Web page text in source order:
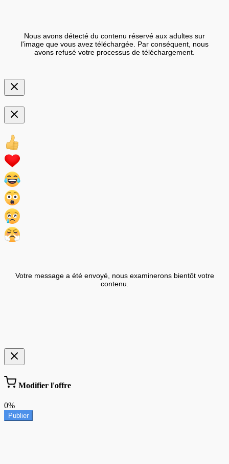
Nous avons détecté du contenu réservé aux adultes sur
l'image que vous avez téléchargée. Par conséquent, nous
avons refusé votre processus de téléchargement.
Votre message a été envoyé, nous examinerons bientôt votre
contenu.
Modifier l'offre
0%
Publier